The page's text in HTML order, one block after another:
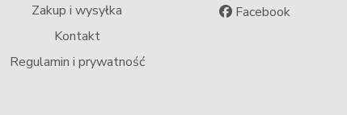
Zakup i wysyłka
Kontakt
Regulamin i prywatność
Facebook